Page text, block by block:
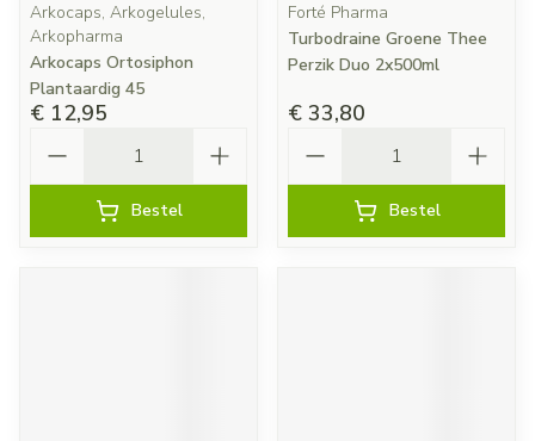
Arkocaps, Arkogelules,
Arkopharma
Arkocaps Ortosiphon
Plantaardig 45
€ 12,95
Bestel
Forté Pharma
Turbodraine Groene Thee
Perzik Duo 2x500ml
€ 33,80
Bestel